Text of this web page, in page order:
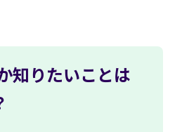
知りたいことは